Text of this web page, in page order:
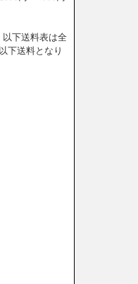
関わらず審査通過後の売
させていただきます。
、日本国内法に従って判断
方裁判所を専属管轄裁判所
に関わらず、当サイトのサ
配が生じた場合、当社は
要と判断した場合は、会員
中断できるものとしま
責任を負わないこととし
下送料表は全
下送料となり